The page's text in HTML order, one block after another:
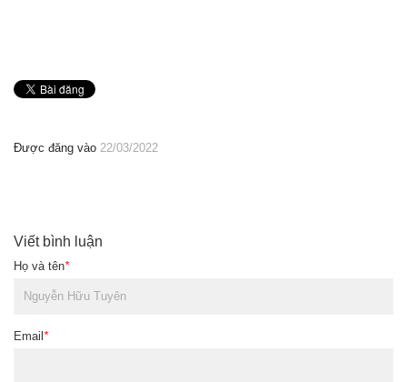
Được đăng vào 22/03/2022
Viết bình luận
Họ và tên*
Email *